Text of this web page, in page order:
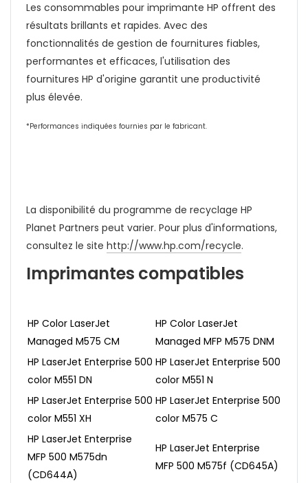
Les consommables pour imprimante HP offrent des
résultats brillants et rapides. Avec des
fonctionnalités de gestion de fournitures fiables,
performantes et efficaces, l'utilisation des
fournitures HP d'origine garantit une productivité
plus élevée.
*Performances indiquées fournies par le fabricant.
La disponibilité du programme de recyclage HP
Planet Partners peut varier. Pour plus d'informations,
consultez le site http://www.hp.com/recycle.
Imprimantes compatibles
HP Color LaserJet
Managed M575 CM
HP Color LaserJet
Managed MFP M575 DNM
HP LaserJet Enterprise 500
color M551 DN
HP LaserJet Enterprise 500
color M551 N
HP LaserJet Enterprise 500
color M551 XH
HP LaserJet Enterprise 500
color M575 C
HP LaserJet Enterprise
MFP 500 M575dn
(CD644A)
HP LaserJet Enterprise
MFP 500 M575f (CD645A)